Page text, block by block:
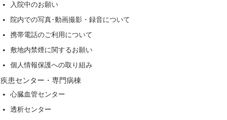
入院中のお願い
院内での写真･動画撮影・録音について
携帯電話のご利用について
敷地内禁煙に関するお願い
個人情報保護への取り組み
疾患センター・専門病棟
心臓血管センター
透析センター